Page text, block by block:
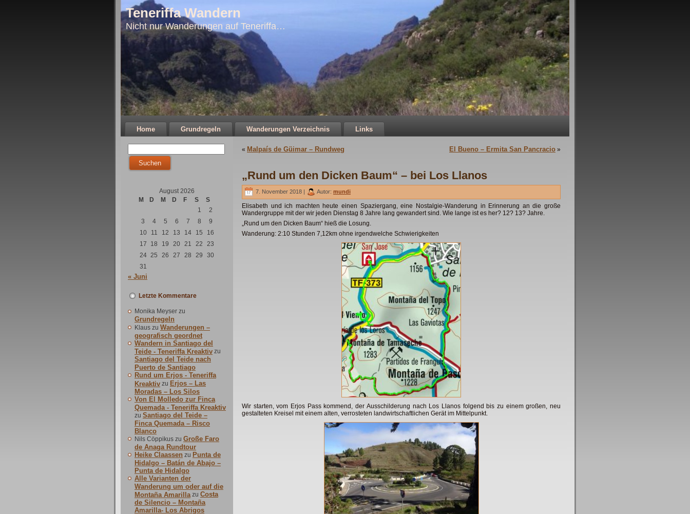
Teneriffa Wandern
Nicht nur Wanderungen auf Teneriffa…
Home Grundregeln Wanderungen Verzeichnis Links
August 2026
M
D M D F S
S
1
2
3
4 5 6 7 8
9
10
11 12 13 14 15
16
17
18 19 20 21 22
23
24 25 26 27 28 29
30
31
« Juni
Letzte Kommentare
Monika Meyser zu
Grundregeln
Klaus zu Wanderungen –
geografisch geordnet
Wandern in Santiago del
Teide - Teneriffa Kreaktiv zu
Santiago del Teide nach
Puerto de Santiago
Rund um Erjos - Teneriffa
Kreaktiv zu Erjos – Las
Moradas – Los Silos
Von El Molledo zur Finca
Quemada - Teneriffa Kreaktiv
zu Santiago del Teide –
Finca Quemada – Risco
Blanco
Nils Cöppikus zu Große Faro
de Anaga Rundtour
Heike Claassen zu Punta de
Hidalgo – Batán de Abajo –
Punta de Hidalgo
Alle Varianten der
Wanderung um oder auf die
Montaña Amarilla zu Costa
de Silencio – Montaña
Amarilla- Los Abrigos
« Malpaís de Güimar – Rundweg El Bueno – Ermita San Pancracio »
„Rund um den Dicken Baum“ – bei Los Llanos
7. November 2018 | Autor: mundi
Elisabeth und ich machten heute einen Spaziergang, eine Nostalgie-Wanderung in Erinnerung an die große
Wandergruppe mit der wir jeden Dienstag 8 Jahre lang gewandert sind. Wie lange ist es her? 12? 13? Jahre.
„Rund um den Dicken Baum“ hieß die Losung.
Wanderung: 2:10 Stunden 7,12km ohne irgendwelche Schwierigkeiten
Wir starten, vom Erjos Pass kommend, der Ausschilderung nach Los Llanos folgend bis zu einem großen, neu
gestalteten Kreisel mit einem alten, verrosteten landwirtschaftlichen Gerät im Mittelpunkt.